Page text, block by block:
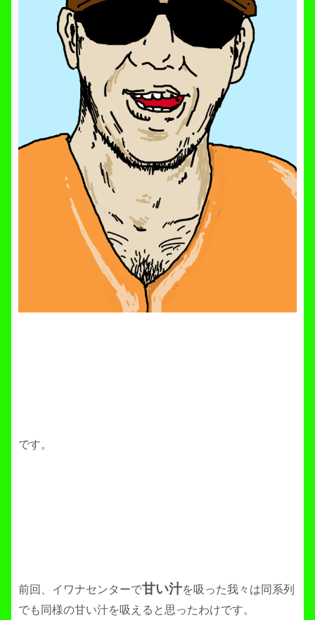
です。
前回、イワナセンターで甘い汁を吸った我々は同系列
でも同様の甘い汁を吸えると思ったわけです。